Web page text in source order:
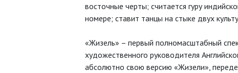
восточные черты; считается гуру
номере; ставит танцы на стыке двух
«Жизель» – первый полномасштабный
художественного руководителя
абсолютно свою версию «Жизели»,